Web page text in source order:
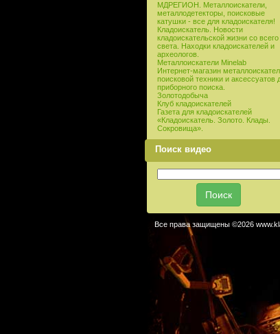
МДРЕГИОН. Металлоискатели,
металлодетекторы, поисковые
катушки - все для кладоискателя!
Кладоискатель. Новости
кладоискательской жизни со всего
света. Находки кладоискателей и
археологов.
Металлоискатели Minelab
Интернет-магазин
поисковой техники и аксессуатов
приборного поиска.
Золотодобыча
Клуб кладоискателей
Газета для кладоискателей
«Кладоискатель. Золото. Клады.
Сокровища».
Поиск видео
Все права защищены ©2026